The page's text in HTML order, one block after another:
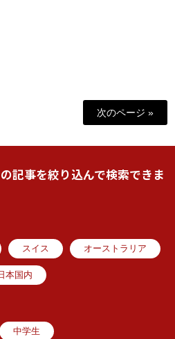
次のページ »
記事を絞り込んで検索できま
スイス オーストラリア
本国内
中学生